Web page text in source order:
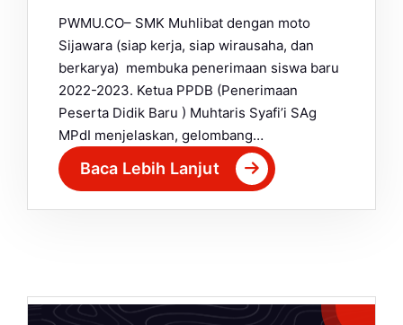
PWMU.CO– SMK Muhlibat dengan moto
Sijawara (siap kerja, siap wirausaha, dan
berkarya) membuka penerimaan siswa baru
2022-2023. Ketua PPDB (Penerimaan
Peserta Didik Baru ) Muhtaris Syafi’i SAg
MPdI menjelaskan, gelombang…
Baca Lebih Lanjut